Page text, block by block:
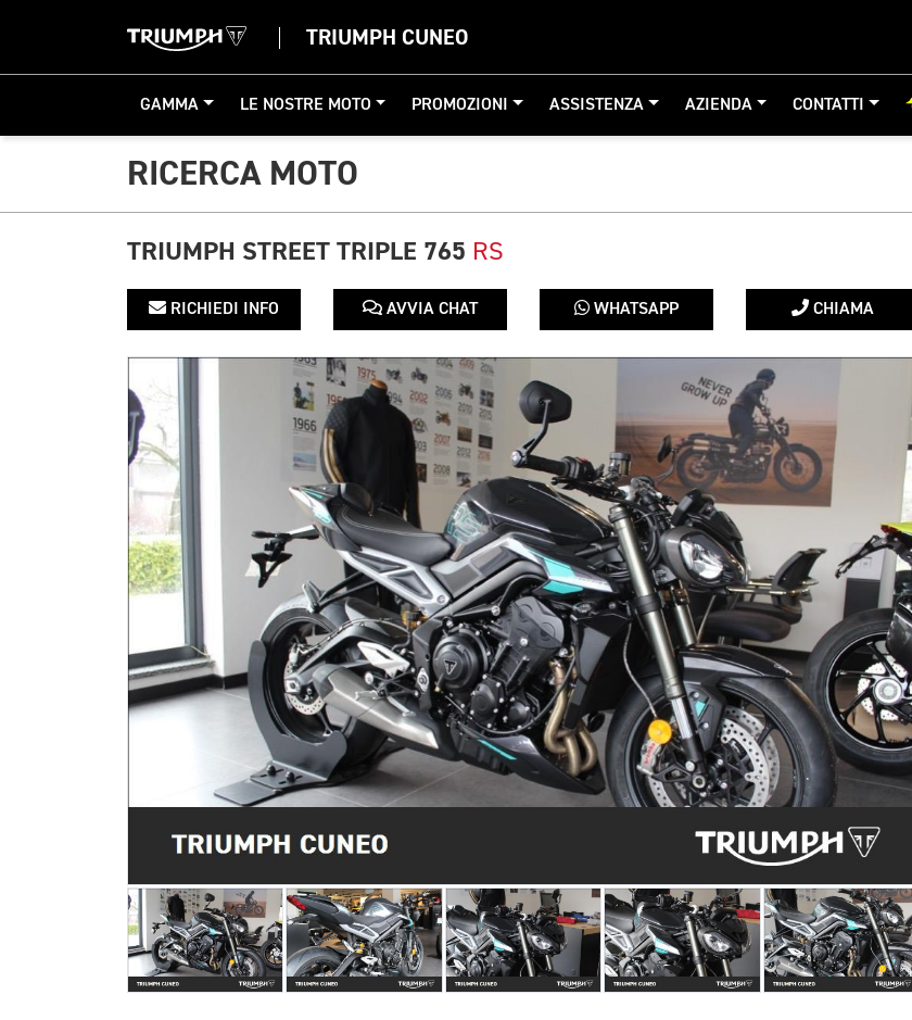
TRIUMPH CUNEO
GAMMA LE NOSTRE MOTO PROMOZIONI ASSISTENZA AZIENDA CONTATTI
RICERCA MOTO
TRIUMPH STREET TRIPLE 765 RS
RICHIEDI INFO AVVIA CHAT WHATSAPP CHIAMA